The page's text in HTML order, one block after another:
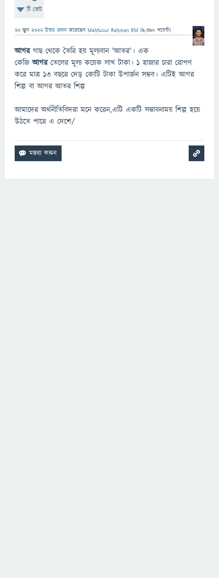
টি ভোট
20 জুন 2022 উত্তর প্রদান করেছেন Mahfuzur Rahman RM (9,390 পয়েন্ট)
আগরগাছ থেকে তৈরি হয় মূল্যবান 'আতর'। এক
কেজিআগরতেলের মূল্য কয়েক লাখ টাকা। ১ হাজার চারা রোপণ
করে মাত্র ১৩ বছরে দেড় কোটি টাকা উপার্জন সম্ভব। এটিই আগর
শিল্প বা আগর আতর শিল্প
আমাদের অর্থনীতিবিদরা মনে করেন,এটি একটি সম্ভাবনাময় শিল্প হয়ে
উঠতে পারে এ দেশে/